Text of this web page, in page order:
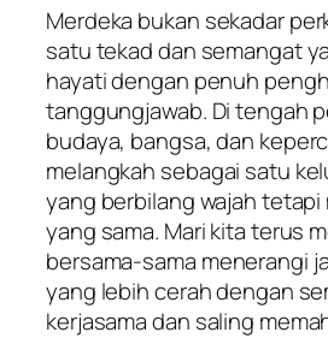
Merdeka bukan sekadar
satu tekad dan semangat
hayati dengan penuh
tanggungjawab. Di tengah
budaya, bangsa, dan
melangkah sebagai satu
yang berbilang wajah
yang sama. Mari kita terus
bersama-sama menerangi
yang lebih cerah dengan
kerjasama dan saling